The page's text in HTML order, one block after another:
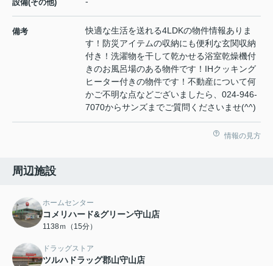
設備(その他)
備考
快適な生活を送れる4LDKの物件情報ありま
す！防災アイテムの収納にも便利な玄関収納
付き！洗濯物を干して乾かせる浴室乾燥機付
きのお風呂場のある物件です！IHクッキング
ヒーター付きの物件です！不動産について何
かご不明な点などございましたら、024-946-
7070からサンズまでご質問くださいませ(^^)
情報の見方
周辺施設
ホームセンター
コメリハード&グリーン守山店
1138ｍ（15分）
ドラッグストア
ツルハドラッグ郡山守山店